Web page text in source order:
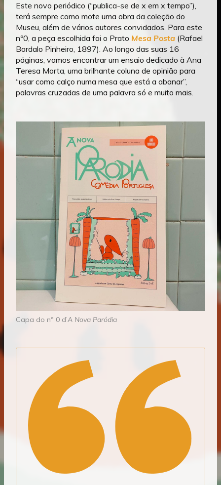
Este novo periódico (“publica-se de x em x tempo”),
terá sempre como mote uma obra da coleção do
Museu, além de vários autores convidados. Para este
nº0, a peça escolhida foi o Prato Mesa Posta (Rafael
Bordalo Pinheiro, 1897). Ao longo das suas 16
páginas, vamos encontrar um ensaio dedicado à Ana
Teresa Morta, uma brilhante coluna de opinião para
“usar como calço numa mesa que está a abanar”,
palavras cruzadas de uma palavra só e muito mais.
Capa do nº 0 d’A Nova Paródia